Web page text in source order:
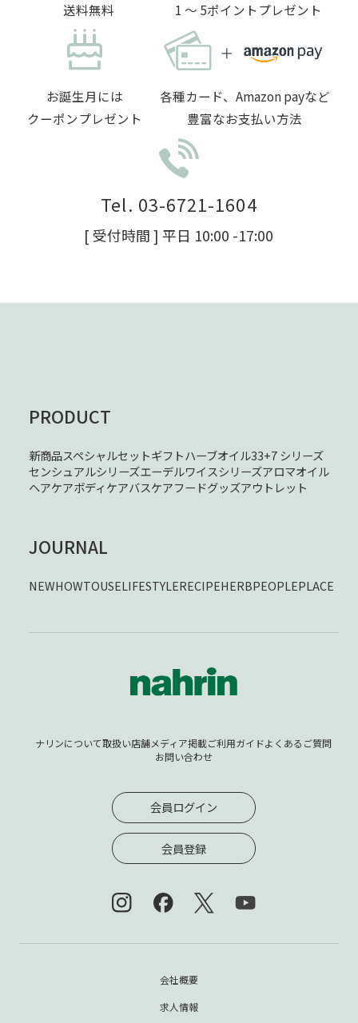
送料無料
1 〜 5ポイントプレゼント
お誕生月には
クーポンプレゼント
各種カード、Amazon payなど
豊富なお支払い方法
Tel. 03-6721-1604
[ 受付時間 ] 平日 10:00 -17:00
PRODUCT
新商品スペシャルセットギフトハーブオイル33+7 シリーズ
センシュアルシリーズエーデルワイスシリーズアロマオイル
ヘアケアボディケアバスケアフードグッズアウトレット
JOURNAL
NEWHOWTOUSELIFESTYLERECIPEHERBPEOPLEPLACE
ナリンについて取扱い店舗メディア掲載ご利用ガイドよくあるご質問
お問い合わせ
会員ログイン
会員登録
会社概要
求人情報